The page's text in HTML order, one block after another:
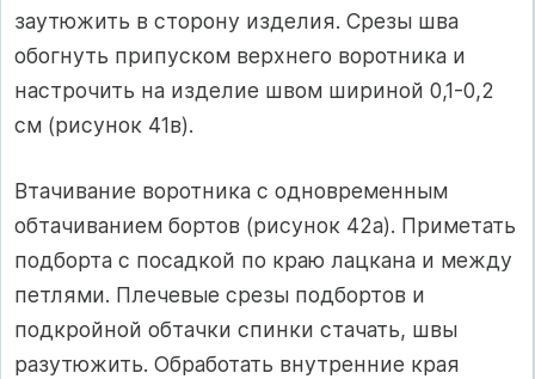
заутюжить в сторону изделия. Срезы шва
обогнуть припуском верхнего воротника и
настрочить на изделие швом шириной 0,1-0,2
см (рисунок 41в).
Втачивание воротника с одновременным
обтачиванием бортов (рисунок 42а). Приметать
подборта с посадкой по краю лацкана и между
петлями. Плечевые срезы подбортов и
подкройной обтачки спинки стачать, швы
разутюжить. Обработать внутренние края